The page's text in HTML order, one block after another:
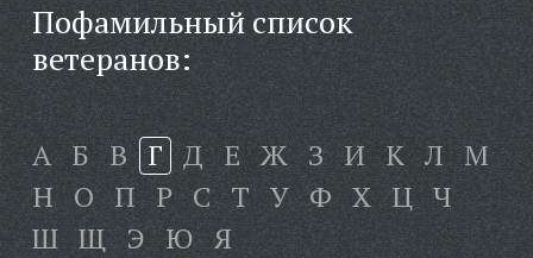
Пофамильный список
ветеранов:
А Б В Г Д Е Ж З И К Л М
Н О П Р С Т У Ф Х Ц Ч
Ш Щ Э Ю Я